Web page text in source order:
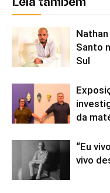
Santo
Sul
da
“Eu
vivo